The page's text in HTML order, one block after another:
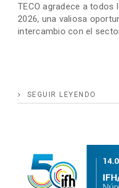
TECO agradece a todos
2026, una valiosa
intercambio con el
SEGUIR LEYENDO